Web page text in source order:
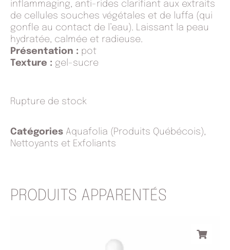
inflammaging, anti-rides clarifiant aux extraits
de cellules souches végétales et de luffa (qui
gonfle au contact de l’eau). Laissant la peau
hydratée, calmée et radieuse.
Présentation : pot
Texture : gel-sucre
Rupture de stock
Catégories Aquafolia (Produits Québécois),
Nettoyants et Exfoliants
PRODUITS APPARENTÉS